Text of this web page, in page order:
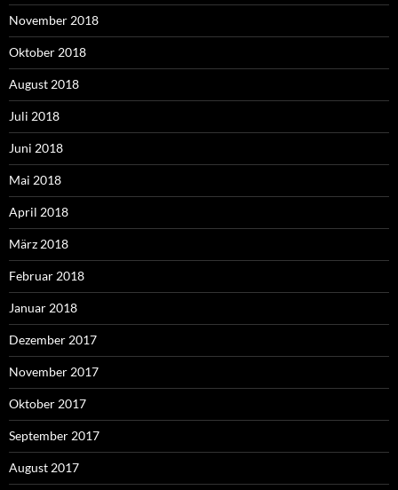
November 2018
Oktober 2018
August 2018
Juli 2018
Juni 2018
Mai 2018
April 2018
März 2018
Februar 2018
Januar 2018
Dezember 2017
November 2017
Oktober 2017
September 2017
August 2017